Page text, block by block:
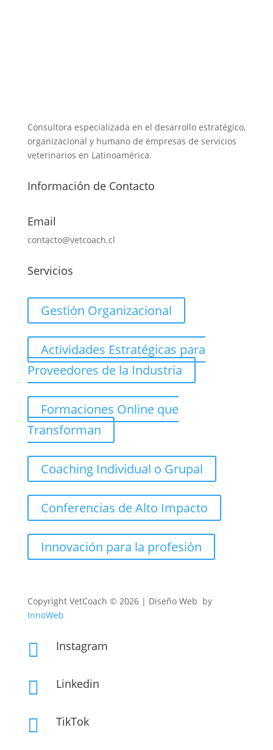
Consultora especializada en el desarrollo estratégico,
organizacional y humano de empresas de servicios
veterinarios en Latinoamérica.
Información de Contacto
Email
contacto@vetcoach.cl
Servicios
Gestión Organizacional
Actividades Estratégicas para
Proveedores de la Industria
Formaciones Online que
Transforman
Coaching Individual o Grupal
Conferencias de Alto Impacto
Innovación para la profesión
CopyrightVetCoach © 2026 | Diseño Web by
InnoWeb
 Instagram
 Linkedin
 TikTok